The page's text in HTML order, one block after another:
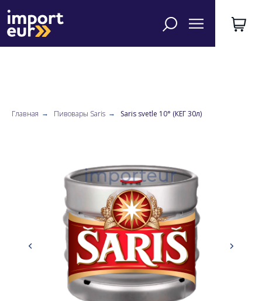
UA
Главная → Пивовары Saris → Saris svetle 10° (КЕГ 30л)